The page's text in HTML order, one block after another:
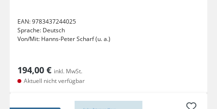
EAN:9783437244025
Sprache: Deutsch
Von/Mit: Hanns-Peter Scharf (u. a.)
194,00 € inkl. MwSt.
Aktuell nicht verfügbar